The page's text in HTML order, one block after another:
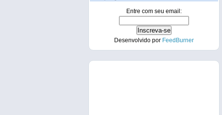
Entre com seu email:
Desenvolvido por FeedBurner